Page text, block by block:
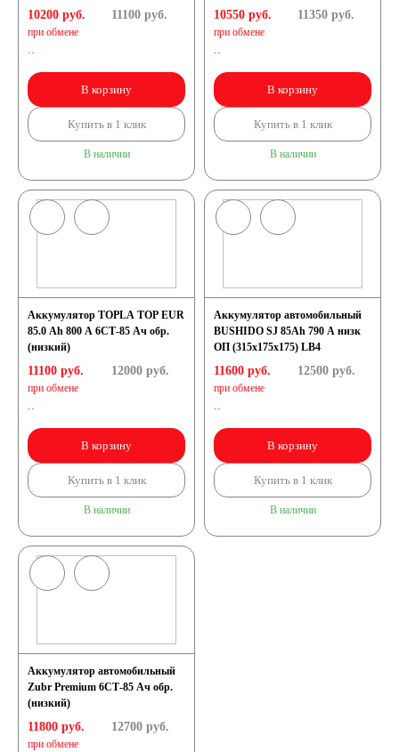
10200 руб.
при обмене
..
11100руб.
В корзину
Купить в 1 клик
В наличии
10550 руб.
при обмене
..
11350руб.
В корзину
Купить в 1 клик
В наличии
Аккумулятор TOPLA TOP EUR
85.0 Ah 800 A 6СТ-85 Ач обр.
(низкий)
11100 руб.
при обмене
..
12000руб.
В корзину
Купить в 1 клик
В наличии
Аккумулятор автомобильный
BUSHIDO SJ 85Ah 790 A низк
ОП (315x175x175) LB4
11600 руб.
при обмене
..
12500руб.
В корзину
Купить в 1 клик
В наличии
Аккумулятор автомобильный
Zubr Premium 6СТ-85 Ач обр.
(низкий)
11800 руб.
при обмене
12700руб.